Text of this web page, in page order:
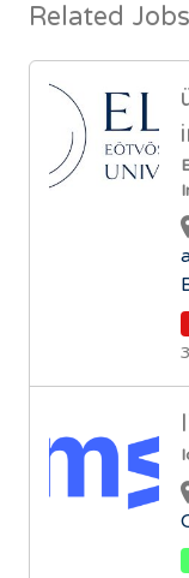
Related Jobs